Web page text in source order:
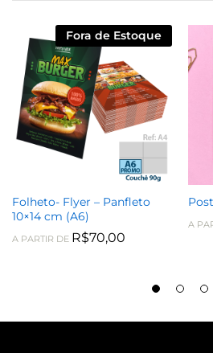
Fora de Estoque
Folheto- Flyer – Panfleto
10×14 cm (A6)
A PARTIR DE R$70,00
A